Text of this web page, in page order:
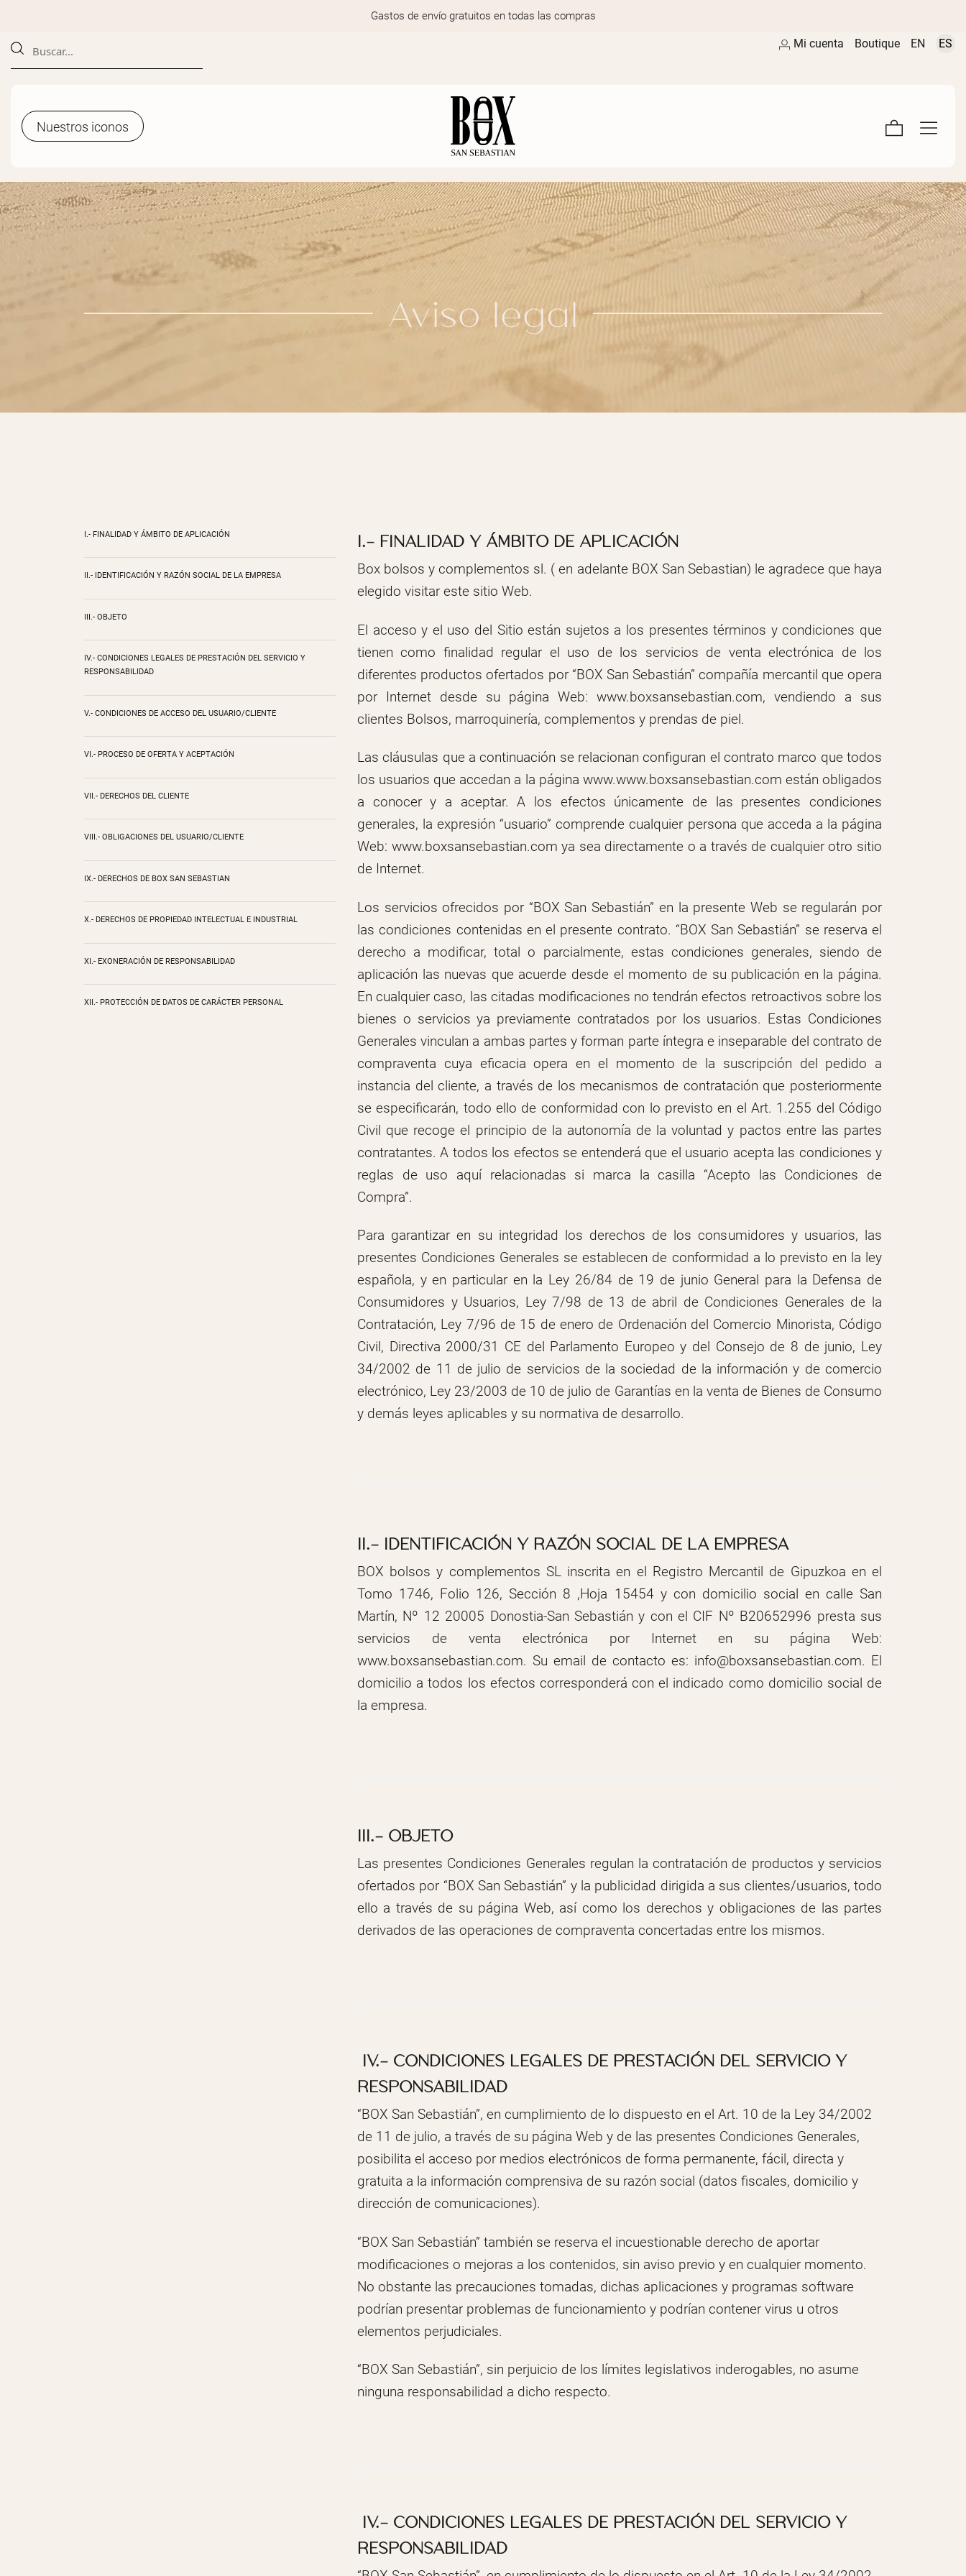
Gastos de envío gratuitos en todas las compras
Mi cuenta Boutique EN ES
Nuestros iconos
Nuestros iconos
Aviso legal
I.- FINALIDAD Y ÁMBITO DE APLICACIÓN
II.- IDENTIFICACIÓN Y RAZÓN SOCIAL DE LA EMPRESA
III.- OBJETO
IV.- CONDICIONES LEGALES DE PRESTACIÓN DEL SERVICIO Y
RESPONSABILIDAD
V.- CONDICIONES DE ACCESO DEL USUARIO/CLIENTE
VI.- PROCESO DE OFERTA Y ACEPTACIÓN
VII.- DERECHOS DEL CLIENTE
VIII.- OBLIGACIONES DEL USUARIO/CLIENTE
IX.- DERECHOS DE BOX SAN SEBASTIAN
X.- DERECHOS DE PROPIEDAD INTELECTUAL E INDUSTRIAL
XI.- EXONERACIÓN DE RESPONSABILIDAD
XII.- PROTECCIÓN DE DATOS DE CARÁCTER PERSONAL
I.- FINALIDAD Y ÁMBITO DE APLICACIÓN
Box bolsos y complementos sl. ( en adelante BOX San Sebastian) le agradece que haya
elegido visitar este sitio Web.
El acceso y el uso del Sitio están sujetos a los presentes términos y condiciones que
tienen como finalidad regular el uso de los servicios de venta electrónica de los
diferentes productos ofertados por “BOX San Sebastián” compañía mercantil que opera
por Internet desde su página Web: www.boxsansebastian.com, vendiendo a sus
clientes Bolsos, marroquinería, complementos y prendas de piel.
Las cláusulas que a continuación se relacionan configuran el contrato marco que todos
los usuarios que accedan a la página www.www.boxsansebastian.com están obligados
a conocer y a aceptar. A los efectos únicamente de las presentes condiciones
generales, la expresión “usuario” comprende cualquier persona que acceda a la página
Web: www.boxsansebastian.com ya sea directamente o a través de cualquier otro sitio
de Internet.
Los servicios ofrecidos por “BOX San Sebastián” en la presente Web se regularán por
las condiciones contenidas en el presente contrato. “BOX San Sebastián” se reserva el
derecho a modificar, total o parcialmente, estas condiciones generales, siendo de
aplicación las nuevas que acuerde desde el momento de su publicación en la página.
En cualquier caso, las citadas modificaciones no tendrán efectos retroactivos sobre los
bienes o servicios ya previamente contratados por los usuarios. Estas Condiciones
Generales vinculan a ambas partes y forman parte íntegra e inseparable del contrato de
compraventa cuya eficacia opera en el momento de la suscripción del pedido a
instancia del cliente, a través de los mecanismos de contratación que posteriormente
se especificarán, todo ello de conformidad con lo previsto en el Art. 1.255 del Código
Civil que recoge el principio de la autonomía de la voluntad y pactos entre las partes
contratantes. A todos los efectos se entenderá que el usuario acepta las condiciones y
reglas de uso aquí relacionadas si marca la casilla “Acepto las Condiciones de
Compra”.
Para garantizar en su integridad los derechos de los consumidores y usuarios, las
presentes Condiciones Generales se establecen de conformidad a lo previsto en la ley
española, y en particular en la Ley 26/84 de 19 de junio General para la Defensa de
Consumidores y Usuarios, Ley 7/98 de 13 de abril de Condiciones Generales de la
Contratación, Ley 7/96 de 15 de enero de Ordenación del Comercio Minorista, Código
Civil, Directiva 2000/31 CE del Parlamento Europeo y del Consejo de 8 de junio, Ley
34/2002 de 11 de julio de servicios de la sociedad de la información y de comercio
electrónico, Ley 23/2003 de 10 de julio de Garantías en la venta de Bienes de Consumo
y demás leyes aplicables y su normativa de desarrollo.
II.- IDENTIFICACIÓN Y RAZÓN SOCIAL DE LA EMPRESA
BOX bolsos y complementos SL inscrita en el Registro Mercantil de Gipuzkoa en el
Tomo 1746, Folio 126, Sección 8 ,Hoja 15454 y con domicilio social en calle San
Martín, Nº 12 20005 Donostia-San Sebastián y con el CIF Nº B20652996 presta sus
servicios de venta electrónica por Internet en su página Web:
www.boxsansebastian.com. Su email de contacto es: info@boxsansebastian.com. El
domicilio a todos los efectos corresponderá con el indicado como domicilio social de
la empresa.
III.- OBJETO
Las presentes Condiciones Generales regulan la contratación de productos y servicios
ofertados por “BOX San Sebastián” y la publicidad dirigida a sus clientes/usuarios, todo
ello a través de su página Web, así como los derechos y obligaciones de las partes
derivados de las operaciones de compraventa concertadas entre los mismos.
IV.- CONDICIONES LEGALES DE PRESTACIÓN DEL SERVICIO Y
RESPONSABILIDAD
“BOX San Sebastián”, en cumplimiento de lo dispuesto en el Art. 10 de la Ley 34/2002
de 11 de julio, a través de su página Web y de las presentes Condiciones Generales,
posibilita el acceso por medios electrónicos de forma permanente, fácil, directa y
gratuita a la información comprensiva de su razón social (datos fiscales, domicilio y
dirección de comunicaciones).
“BOX San Sebastián” también se reserva el incuestionable derecho de aportar
modificaciones o mejoras a los contenidos, sin aviso previo y en cualquier momento.
No obstante las precauciones tomadas, dichas aplicaciones y programas software
podrían presentar problemas de funcionamiento y podrían contener virus u otros
elementos perjudiciales.
“BOX San Sebastián”, sin perjuicio de los límites legislativos inderogables, no asume
ninguna responsabilidad a dicho respecto.
IV.- CONDICIONES LEGALES DE PRESTACIÓN DEL SERVICIO Y
RESPONSABILIDAD